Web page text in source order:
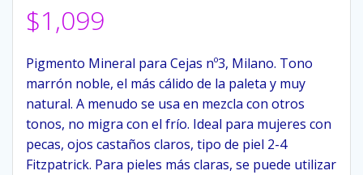
$1,099
Pigmento Mineral para Cejas nº3, Milano. Tono
marrón noble, el más cálido de la paleta y muy
natural. A menudo se usa en mezcla con otros
tonos, no migra con el frío. Ideal para mujeres con
pecas, ojos castaños claros, tipo de piel 2-4
Fitzpatrick. Para pieles más claras, se puede utilizar